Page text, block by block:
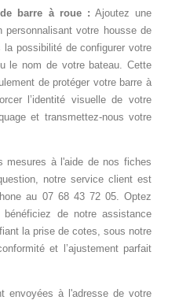
barre à roue : Ajoutez une
votre housse de
la possibilité de configurer votre
le nom de votre bateau. Cette
de protéger votre barre à
l’identité visuelle de votre
et transmettez-nous votre
mesures à l'aide de nos fiches
notre service client est
au 07 68 43 72 05. Optez
de notre assistance
la prise de cotes, sous notre
et l’ajustement parfait
envoyées à l'adresse de votre